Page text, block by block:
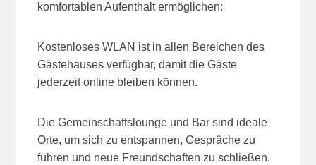
komfortablen Aufenthalt ermöglichen:
Kostenloses WLAN ist in allen Bereichen des
Gästehauses verfügbar, damit die Gäste
jederzeit online bleiben können.
Die Gemeinschaftslounge und Bar sind ideale
Orte, um sich zu entspannen, Gespräche zu
führen und neue Freundschaften zu schließen.